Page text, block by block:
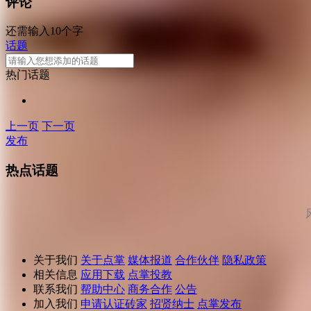
还需输入10个字
话题
热门话题
上一页 下一页
发布
热点话题
关于我们 关于点掌 媒体报道 合作伙伴 隐私政策
相关信息 应用下载 点掌投教
联系我们 帮助中心 商务合作 公告
加入我们 申请认证砖家 招贤纳士 点掌发布